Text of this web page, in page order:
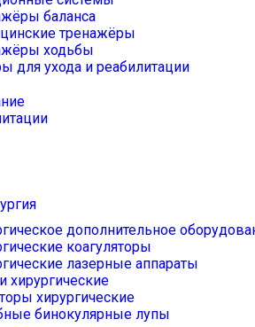
баланса
тренажёры
ходьбы
для ухода и реабилитации
дополнительное
коагуляторы
лазерные аппараты
хирургические
хирургические
бинокулярные лупы